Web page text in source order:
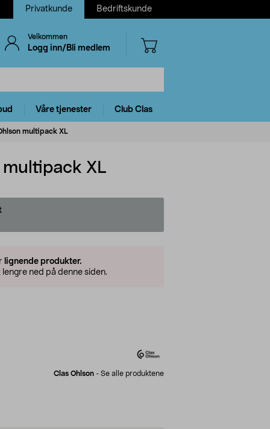
Privatkunde Bedriftskunde
Velkommen
Logg inn/Bli medlem
Våre tjenester Club Clas
multipack XL
XL
lignende produkter.
ned på denne siden.
Clas Ohlson - Se alle produktene